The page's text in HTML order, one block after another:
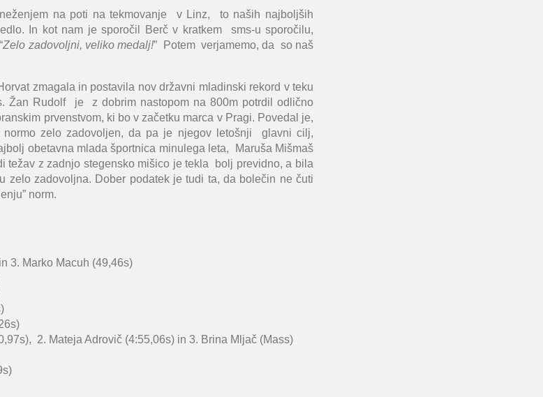
na poti na tekmovanje v Linz, to naših najboljših
In kot nam je sporočil Berč v kratkem sms-u sporočilu,
Zelo zadovoljni, veliko medalj!” Potem verjamemo, da so naš
zmagala in postavila nov državni mladinski rekord v teku
.Žan Rudolfje z dobrim nastopom na 800m potrdil odlično
prvenstvom, ki bo v začetku marca v Pragi. Povedal je,
zelo zadovoljen, da pa je njegov letošnji glavni cilj,
obetavna mlada športnica minulega leta,
Maruša Mišmaš
težav z zadnjo stegensko mišico je tekla bolj previdno, a bila
zelo zadovoljna. Dober podatek je tudi ta, da bolečin ne čuti
norm.
3. Marko Macuh (49,46s)
2. Mateja Adrovič (4:55,06s) in 3. Brina Mljač (Mass)